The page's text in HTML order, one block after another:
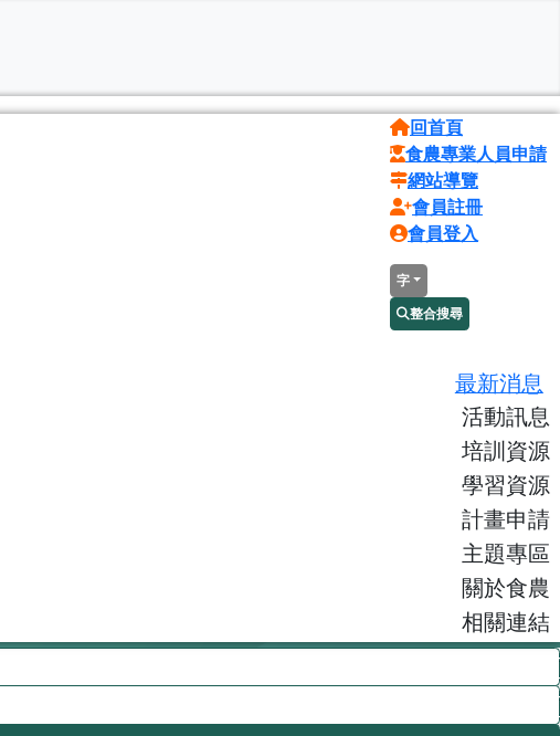
回首頁
食農專業人員申請
網站導覽
會員註冊
會員登入
字
整合搜尋
最新消息
活動訊息
培訓資源
學習資源
計畫申請
主題專區
關於食農
相關連結